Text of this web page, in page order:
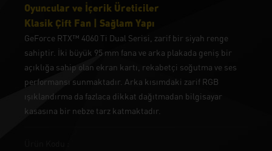
Oyuncular ve İçerik Üreticiler
Klasik Çift Fan | Sağlam Yapı
GeForce RTX™ 4060 Ti Dual Serisi, zarif bir siyah renge
sahiptir. İki büyük 95 mm fana ve arka plakada geniş bir
açıklığa sahip olan ekran kartı, rekabetçi soğutma ve ses
performansı sunmaktadır. Arka kısımdaki zarif RGB
ışıklandırma da fazlaca dikkat dağıtmadan bilgisayar
kasasına bir nebze tarz katmaktadır.